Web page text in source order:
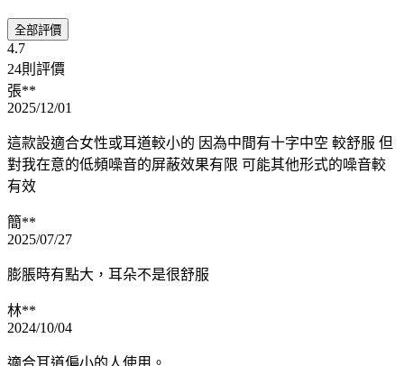
全部評價
4.7
24則評價
張**
2025/12/01
這款設適合女性或耳道較小的 因為中間有十字中空 較舒服 但
對我在意的低頻噪音的屏蔽效果有限 可能其他形式的噪音較
有效
簡**
2025/07/27
膨脹時有點大，耳朵不是很舒服
林**
2024/10/04